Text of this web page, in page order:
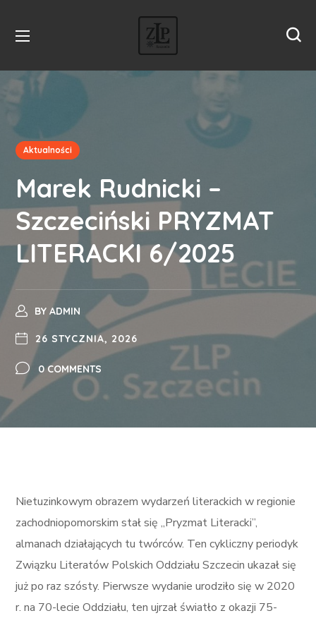
Aktualności
Marek Rudnicki –
Szczeciński PRYZMAT
LITERACKI 6/2025
BY ADMIN
26 STYCZNIA, 2026
0 COMMENTS
Nietuzinkowym obrazem wydarzeń literackich w regionie
zachodniopomorskim stał się „Pryzmat Literacki”,
almanach działających tu twórców. Ten cykliczny periodyk
Związku Literatów Polskich Oddziału Szczecin ukazał się
już po raz szósty. Pierwsze wydanie urodziło się w 2020
r. na 70-lecie Oddziału, ten ujrzał światło z okazji 75-